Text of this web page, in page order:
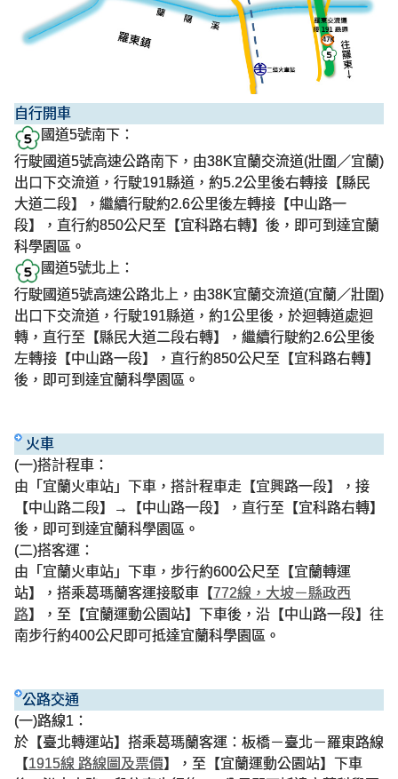
自行開車
國道5號南下：
行駛國道5號高速公路南下，由38K宜蘭交流道(壯圍／宜蘭)
出口下交流道，行駛191縣道，約5.2公里後右轉接【縣民
大道二段】，繼續行駛約2.6公里後左轉接【中山路一
段】，直行約850公尺至【宜科路右轉】後，即可到達宜蘭
科學園區。
國道5號北上：
行駛國道5號高速公路北上，由38K宜蘭交流道(宜蘭／壯圍)
出口下交流道，行駛191縣道，約1公里後，於迴轉道處迴
轉，直行至【縣民大道二段右轉】，繼續行駛約2.6公里後
左轉接【中山路一段】，直行約850公尺至【宜科路右轉】
後，即可到達宜蘭科學園區。
火車
(一)搭計程車：
由「宜蘭火車站」下車，搭計程車走【宜興路一段】，接
【中山路二段】→【中山路一段】，直行至【宜科路右轉】
後，即可到達宜蘭科學園區。
(二)搭客運：
由「宜蘭火車站」下車，步行約600公尺至【宜蘭轉運
站】，搭乘葛瑪蘭客運接駁車【772線，大坡－縣政西
路】，至【宜蘭運動公園站】下車後，沿【中山路一段】往
南步行約400公尺即可抵達宜蘭科學園區。
公路交通
(一)路線1：
於【臺北轉運站】搭乘葛瑪蘭客運：板橋－臺北－羅東路線
【1915線 路線圖及票價】，至【宜蘭運動公園站】下車